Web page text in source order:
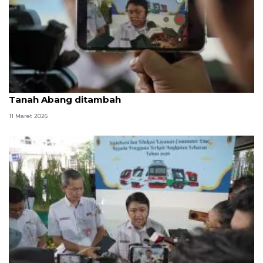
Libur Lebaran, perjalanan kereta Rangkasbitung-
Tanah Abang ditambah
11 Maret 2026